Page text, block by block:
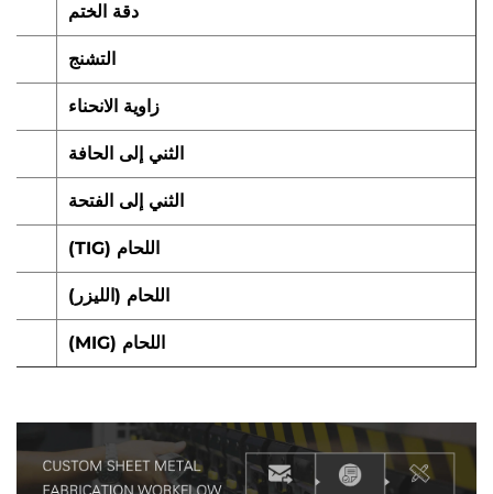
دقة الختم
التشنج
زاوية الانحناء
الثني إلى الحافة
الثني إلى الفتحة
اللحام (TIG)
اللحام (الليزر)
اللحام (MIG)